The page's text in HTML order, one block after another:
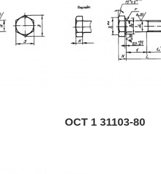
ОСТ 1 31103-80